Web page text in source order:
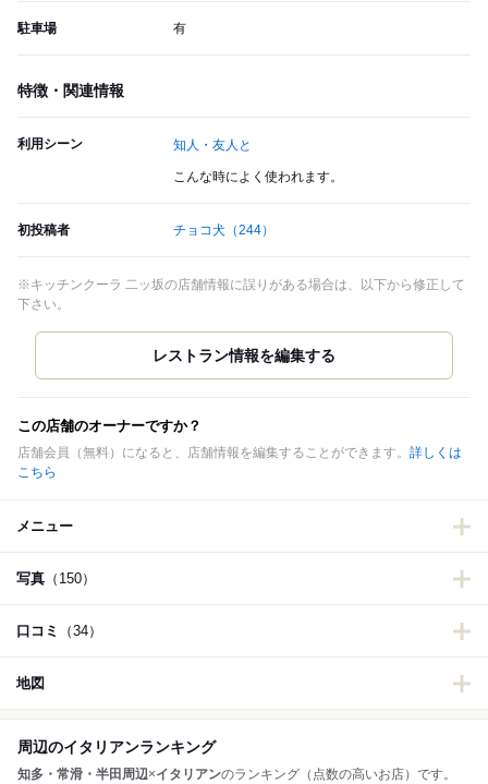
駐車場 有
特徴・関連情報
利用シーン 知人・友人と
こんな時によく使われます。
初投稿者 チョコ犬 （244）
※キッチンクーラ 二ッ坂の店舗情報に誤りがある場合は、以下から修正して
下さい。
この店舗のオーナーですか？
店舗会員（無料）になると、店舗情報を編集することができます。 詳しくは
こちら
メニュー
写真 （150）
口コミ （34）
地図
周辺のイタリアンランキング
知多・常滑・半田周辺×イタリアンのランキング（点数の高いお店）です。